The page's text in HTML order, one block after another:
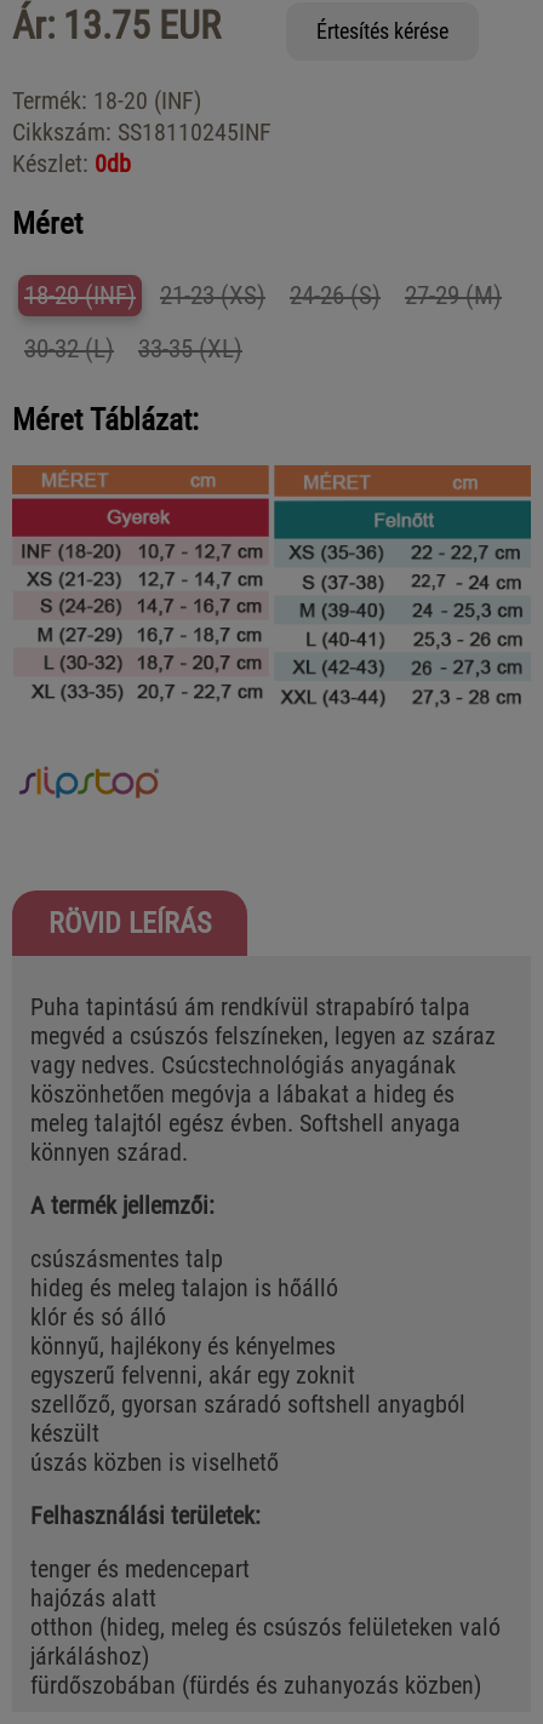
Ár: 13.75 EUR Értesítés kérése
Termék: 18-20 (INF)
Cikkszám: SS18110245INF
Készlet: 0db
Méret
18-20 (INF) 21-23 (XS) 24-26 (S)
27-29 (M)
30-32 (L)
33-35 (XL)
Méret Táblázat:
RÖVID LEÍRÁS
Puha tapintású ám rendkívül strapabíró talpa
megvéd a csúszós felszíneken, legyen az száraz
vagy nedves. Csúcstechnológiás anyagának
köszönhetően megóvja a lábakat a hideg és
meleg talajtól egész évben. Softshell anyaga
könnyen szárad.
A termék jellemzői:
csúszásmentes talp
hideg és meleg talajon is hőálló
klór és só álló
könnyű, hajlékony és kényelmes
egyszerű felvenni, akár egy zoknit
szellőző, gyorsan száradó softshell anyagból
készült
úszás közben is viselhető
Felhasználási területek:
tenger és medencepart
hajózás alatt
otthon (hideg, meleg és csúszós felületeken való
járkáláshoz)
fürdőszobában (fürdés és zuhanyozás közben)